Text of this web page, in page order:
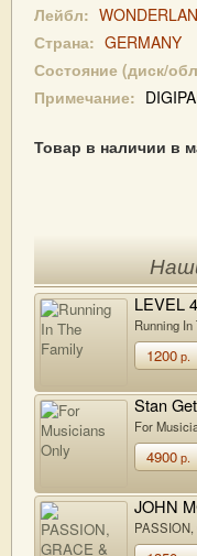
Лейбл:
Страна: GERMANY
Состояние (диск/
Примечание:
Товар в наличии в
LEVEL
Running
1200р.
Stan
For
4900р.
JOHN
DE